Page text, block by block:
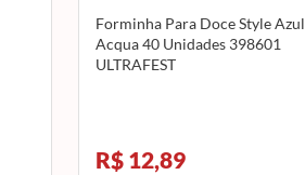
Forminha Para Doce Style Azul
Acqua 40 Unidades 398601
ULTRAFEST
R$ 12,89